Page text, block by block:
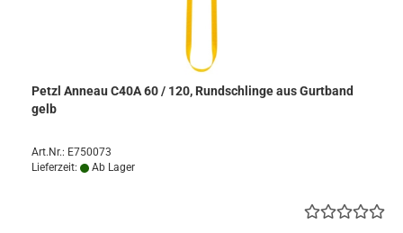
Petzl Anneau C40A 60 / 120, Rundschlinge aus Gurtband
gelb
Art.Nr.: E750073
Lieferzeit:
Ab Lager